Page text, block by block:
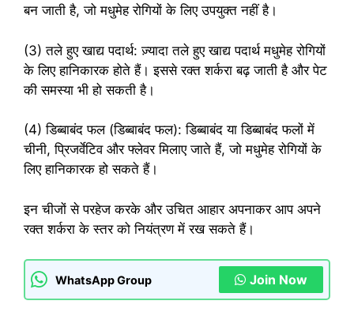
बन जाती है, जो मधुमेह रोगियों के लिए उपयुक्त नहीं है।
(3) तले हुए खाद्य पदार्थ: ज़्यादा तले हुए खाद्य पदार्थ मधुमेह रोगियों
के लिए हानिकारक होते हैं। इससे रक्त शर्करा बढ़ जाती है और पेट
की समस्या भी हो सकती है।
(4) डिब्बाबंद फल (डिब्बाबंद फल): डिब्बाबंद या डिब्बाबंद फलों में
चीनी, प्रिजर्वेटिव और फ्लेवर मिलाए जाते हैं, जो मधुमेह रोगियों के
लिए हानिकारक हो सकते हैं।
इन चीजों से परहेज करके और उचित आहार अपनाकर आप अपने
रक्त शर्करा के स्तर को नियंत्रण में रख सकते हैं।
WhatsApp Group Join Now